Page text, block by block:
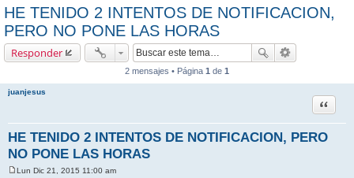
HE TENIDO 2 INTENTOS DE NOTIFICACION,
PERO NO PONE LAS HORAS
Responder
2 mensajes • Página 1 de 1
juanjesus
HE TENIDO 2 INTENTOS DE NOTIFICACION, PERO
NO PONE LAS HORAS
Citar
Lun Dic 21, 2015 11:00 am